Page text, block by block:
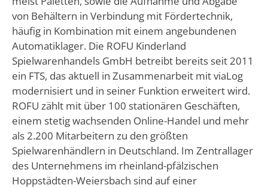
von Behältern in Verbindung mit Fördertechnik,
häufig in Kombination mit einem angebundenen
Automatiklager. Die ROFU Kinderland
Spielwarenhandels GmbH betreibt bereits seit 2011
ein FTS, das aktuell in Zusammenarbeit mit viaLog
modernisiert und in seiner Funktion erweitert wird.
ROFU zählt mit über 100 stationären Geschäften,
einem stetig wachsenden Online-Handel und mehr
als 2.200 Mitarbeitern zu den größten
Spielwarenhändlern in Deutschland. Im Zentrallager
des Unternehmens im rheinland-pfälzischen
Hoppstädten-Weiersbach sind auf einer